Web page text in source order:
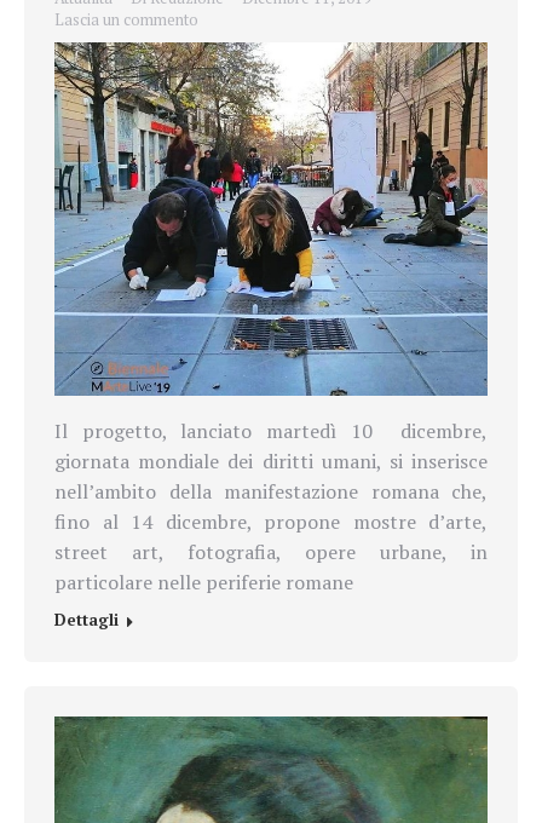
Lascia un commento
Il progetto, lanciato martedì 10
dicembre,
giornata mondiale dei diritti umani, si inserisce
nell’ambito della manifestazione romana che,
fino al 14 dicembre, propone mostre d’arte,
street art, fotografia, opere urbane, in
particolare nelle periferie romane
Dettagli